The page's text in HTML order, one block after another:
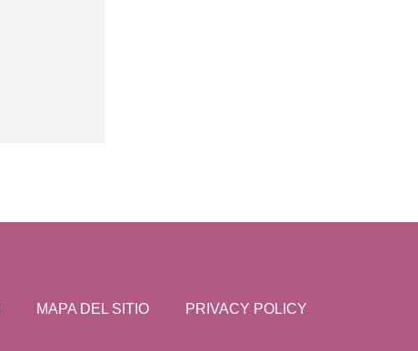
MAPA DEL SITIO PRIVACY POLICY